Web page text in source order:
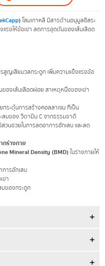
) โสมเกาหลี มีสารต้านอนุมูลอิสระ
รงให้ข้อเข่า ลดการอุดตันของเส้นเลือด
สูญเสียมวลกระดูก เพิ่มความแข็งแรงข้อ
องเส้นเลือดฝอย สาเหตุหนึ่งของเข่า
กระตุ้นการสร้างคอลลาเจน ที่เป็น
มของ วิตามิน C จากธรรมชาติ
ส่วนช่วยในการลดอาการอักเสบ และลด
กร่างกาย
Mineral Density (BMD)ในร่างกายให้
การอักเสบ
ข่า
ของกระดูก